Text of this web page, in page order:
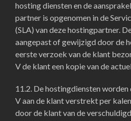
hosting diensten en de
partner is opgenomen in de
(SLA) van deze hostingpartner.
aangepast of gewijzigd door de
eerste verzoek van de klant
V de klant een kopie van de
11.2. De hostingdiensten
V aan de klant verstrekt per
door de klant van de